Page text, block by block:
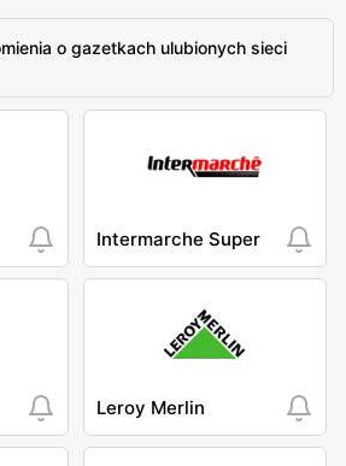
o gazetkach ulubionych sieci
Intermarche Super
Leroy Merlin